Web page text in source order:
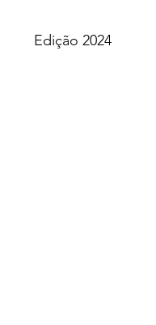
Edição 2024